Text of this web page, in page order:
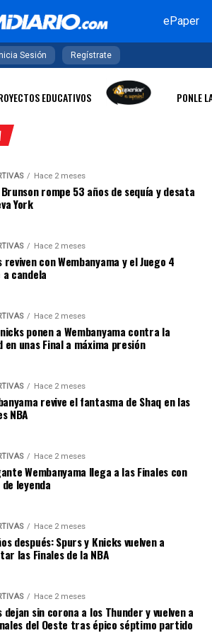
ePaper
Sesión Regístrate
EDUCATIVOS PONLE
Hace 2 meses
rompe 53 años de sequía y desata
York
Hace 2 meses
reviven con Wembanyama y el Juego 4
a candela
Hace 2 meses
ponen a Wembanyama contra la
en unas Final a máxima presión
Hace 2 meses
revive el fantasma de Shaq en las
NBA
Hace 2 meses
Wembanyama llega a las Finales con
leyenda
Hace 2 meses
después: Spurs y Knicks vuelven a
las Finales de la NBA
Hace 2 meses
dejan sin corona a los Thunder y vuelven a
del Oeste tras épico séptimo partido